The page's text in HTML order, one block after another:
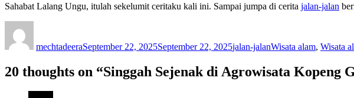
Sahabat Lalang Ungu, itulah sekelumit ceritaku kali ini. Sampai jumpa di cerita jalan-jalan
mechtadeeraSeptember 22, 2025September 22, 2025jalan-jalanWisata alam, Wisata
20 thoughts on “Singgah Sejenak di Agrowisata Kopeng